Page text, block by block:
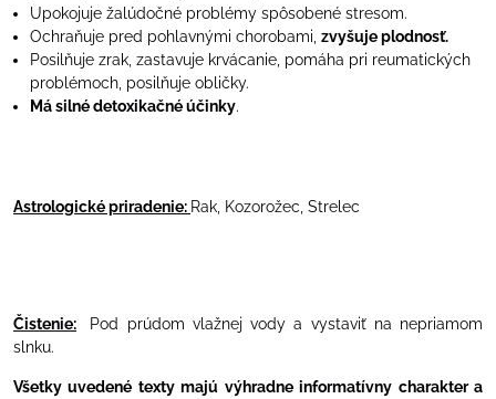
Upokojuje žalúdočné problémy spôsobené stresom.
Ochraňuje pred pohlavnými chorobami, zvyšuje plodnosť.
Posilňuje zrak, zastavuje krvácanie, pomáha pri reumatických
problémoch, posilňuje obličky.
Má silné detoxikačné účinky.
Astrologické priradenie: Rak, Kozorožec, Strelec
Čistenie:
Pod prúdom vlažnej vody a vystaviť na nepriamom
slnku.
Všetky uvedené texty majú výhradne informatívny charakter a